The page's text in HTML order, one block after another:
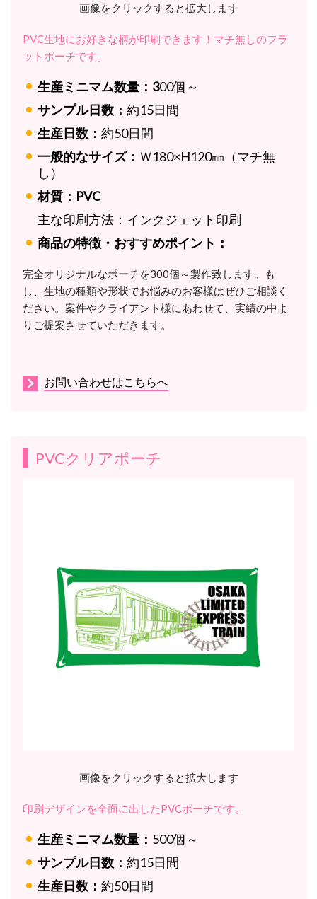
画像をクリックすると拡大します
PVC生地にお好きな柄が印刷できます！マチ無しのフラ
ットポーチです。
生産ミニマム数量：300個～
サンプル日数： 約15日間
生産日数： 約50日間
一般的なサイズ： Ｗ180×H120㎜（マチ無
し）
材質：PVC
主な印刷方法： インクジェット印刷
商品の特徴・おすすめポイント：
完全オリジナルなポーチを300個～製作致します。
も
し、生地の種類や形状でお悩みのお客様はぜひご相談く
ださい。案件やクライアント様にあわせて、実績の中よ
りご提案させていただきます。
お問い合わせはこちらへ
PVCクリアポーチ
画像をクリックすると拡大します
印刷デザインを全面に出したPVCポーチです。
生産ミニマム数量： 500個～
サンプル日数： 約15日間
生産日数： 約50日間